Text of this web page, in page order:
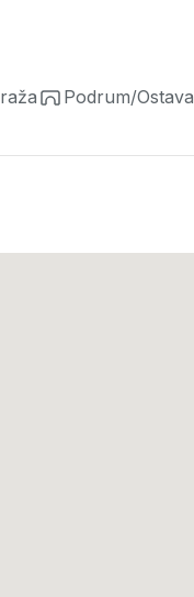
Podrum/Ostava